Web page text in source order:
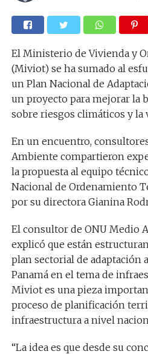
El Ministerio de Vivienda y
(Miviot) se ha sumado al
un Plan Nacional de
un proyecto para mejorar la
sobre riesgos climáticos y la
En un encuentro,
Ambiente compartieron
la propuesta al equipo
Nacional de Ordenamiento
por su directora Gianina
El consultor de ONU Medio
explicó que están
plan sectorial de adaptación
Panamá en el tema de
Miviot es una pieza
proceso de planificación
infraestructura a nivel
“La idea es que desde su